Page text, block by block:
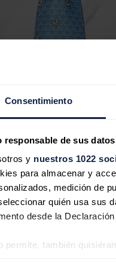
Consentimiento
responsable de sus datos
y nuestros 1022
para almacenar y
medición de
quién usa sus
desde la
permite, también